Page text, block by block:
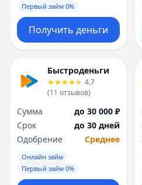
Первый займ 0%
Получить деньги
Быстроденьги
4.7
(11 отзывов)
Сумма
до 30 000 ₽
Срок
до 30 дней
Одобрение
Среднее
Онлайн займ
Первый займ 0%